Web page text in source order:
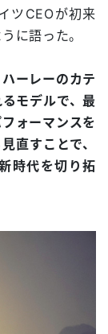
ツCEOが初来
に語った。
ーレーのカテ
モデルで、最
ォーマンスを
直すことで、
時代を切り拓